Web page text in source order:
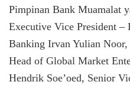
Pimpinan Bank Muamalat
Executive Vice President
Banking Irvan Yulian
Head of Global Market
Hendrik Soe’oed, Senior